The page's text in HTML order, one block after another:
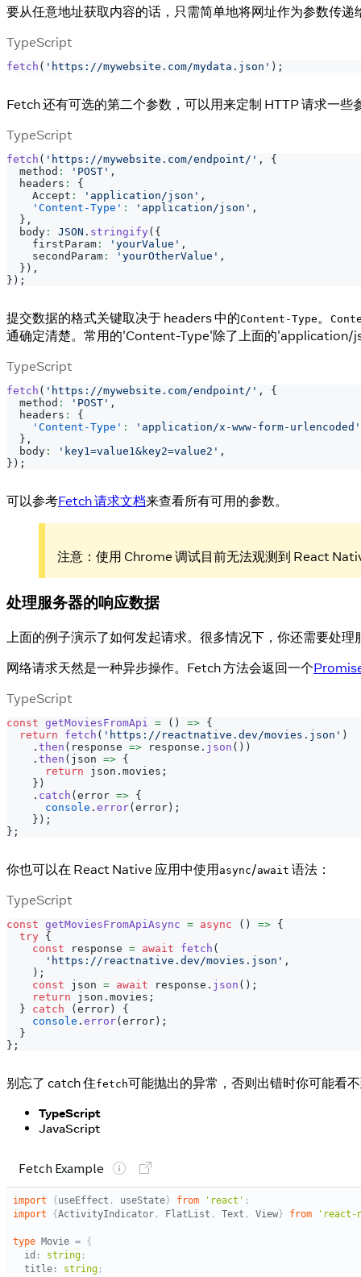
要从任意地址获取内容的话，只需简单地将网址作为参数传
TypeScript
fetch ( 'https://mywebsite.com/mydata.json' ) ;
Fetch 还有可选的第二个参数，可以用来定制 HTTP 请求一
TypeScript
fetch ( 'https://mywebsite.com/endpoint/' ,
{
  method
: 'POST' ,
  headers
:
{
    Accept
: 'application/json' ,
'Content-Type' : 'application/json' ,
} ,
  body
: JSON . stringify ( {
    firstParam
: 'yourValue' ,
    secondParam
: 'yourOtherValue' ,
} ) ,
} ) ;
提交数据的格式关键取决于 headers 中的Content-Type 。
通确定清楚。常用的'Content-Type'除了上面的'application/
TypeScript
fetch ( 'https://mywebsite.com/endpoint/' ,
{
  method
: 'POST' ,
  headers
:
{
'Content-Type' :
'application/x-www-form-urlencoded'
} ,
  body
: 'key1=value1&key2=value2' ,
} ) ;
可以参考Fetch 请求文档来查看所有可用的参数。
注意：使用 Chrome 调试目前无法观测到 React
处理服务器的响应数据
上面的例子演示了如何发起请求。很多情况下，你还需要处理
网络请求天然是一种异步操作。Fetch 方法会返回一个
TypeScript
const getMoviesFromApi = ( ) => {
return
fetch ( 'https://reactnative.dev/movies.json' )
. then ( response => response . json ( ) )
. then ( json => {
return json . movies ;
} )
. catch ( error => {
console . error( error ) ;
} ) ;
} ;
你也可以在 React Native 应用中使用async/await 语法：
TypeScript
const getMoviesFromApiAsync = async ( ) => {
try {
const response = await fetch (
'https://reactnative.dev/movies.json' ,
) ;
const json = await response . json ( ) ;
return json . movies ;
}
catch ( error )
{
console . error( error ) ;
}
} ;
别忘了 catch 住fetch可能抛出的异常，否则出错时你可能看
TypeScript
JavaScript